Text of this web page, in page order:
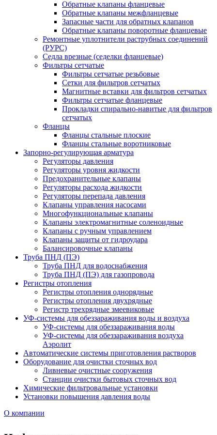
Обратные клапаны фланцевые
Обратные клапаны межфланцевые
Запасные части для обратных клапанов
Обратные клапаны поворотные фланцевые
Ремонтные уплотнители раструбных соединений
(РУРС)
Седла врезные (седелки фланцевые)
Фильтры сетчатые
Фильтры сетчатые резьбовые
Сетки для фильтров сетчатых
Магнитные вставки для фильтров сетчатых
Фильтры сетчатые фланцевые
Прокладки спирально-навитые для фильтров
сетчатых
Фланцы
Фланцы стальные плоские
Фланцы стальные воротниковые
Запорно-регулирующая арматура
Регуляторы давления
Регуляторы уровня жидкости
Предохранительные клапаны
Регуляторы расхода жидкости
Регуляторы перепада давления
Клапаны управления насосами
Многофункциональные клапаны
Клапаны электромагнитные соленоидные
Клапаны с ручным управлением
Клапаны защиты от гидроудара
Балансировочные клапаны
Труба ПНД (ПЭ)
Труба ПНД для водоснабжения
Труба ПНД (ПЭ) для газопровода
Регистры отопления
Регистры отопления однорядные
Регистры отопления двухрядные
Регистр трехрядные змеевиковые
УФ-системы для обеззараживания воды и воздуха
УФ-системы для обеззараживания воды
УФ-системы для обеззараживания воздуха
Аэролит
Автоматические системы приготовления растворов
Оборудование для очистки сточных вод
Ливневые очистные сооружения
Станции очистки бытовых сточных вод
Химические фильтровальные установки
Установки повышения давления воды
О компании